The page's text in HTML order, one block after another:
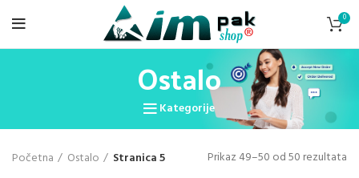
0
Ostalo
Kategorije
Početna Ostalo Stranica 5 Prikaz 49–50 od 50 rezultata